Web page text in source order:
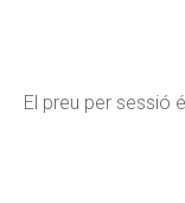
El preu per sessió